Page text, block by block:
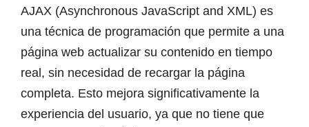
AJAX (Asynchronous JavaScript and XML) es
una técnica de programación que permite a una
página web actualizar su contenido en tiempo
real, sin necesidad de recargar la página
completa. Esto mejora significativamente la
experiencia del usuario, ya que no tiene que